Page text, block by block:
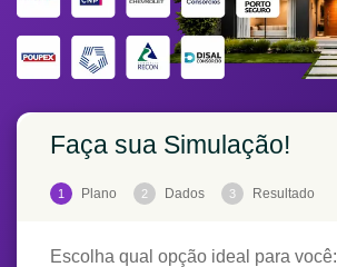
Faça sua Simulação!
1 Plano 2 Dados 3 Resultado
Escolha qual opção ideal para você: